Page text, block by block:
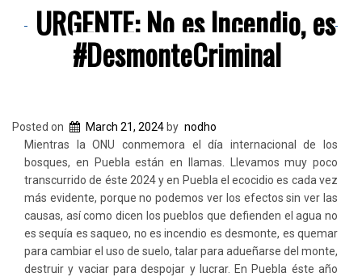
URGENTE: No es Incendio, es
#DesmonteCriminal
Posted on March 21, 2024 by nodho
Mientras la ONU conmemora el día internacional de los
bosques, en Puebla están en llamas. Llevamos muy poco
transcurrido de éste 2024 y en Puebla el ecocidio es cada vez
más evidente, porque no podemos ver los efectos sin ver las
causas, así como dicen los pueblos que defienden el agua no
es sequía es saqueo, no es incendio es desmonte, es quemar
para cambiar el uso de suelo, talar para adueñarse del monte,
destruir y vaciar para despojar y lucrar. En Puebla éste año